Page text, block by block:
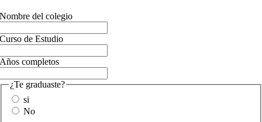
Nombre del colegio
Curso de Estudio
Años completos
¿Te graduaste?
si
No